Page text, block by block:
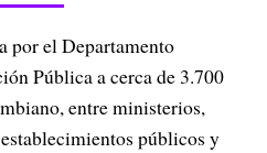
por el Departamento
Pública a cerca de 3.700
entre ministerios,
públicos y